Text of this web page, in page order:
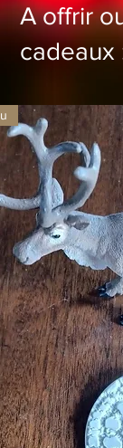
A offrir
cadeaux